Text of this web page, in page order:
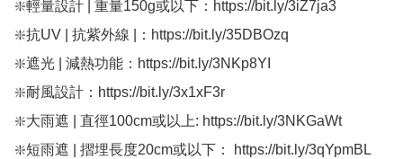
❇️輕量設計 | 重量150g或以下：https://bit.ly/3iZ7ja3
❇️抗UV | 抗紫外線 |：https://bit.ly/35DBOzq
❇️遮光 | 減熱功能：https://bit.ly/3NKp8YI
❇️耐風設計：https://bit.ly/3x1xF3r
❇️大雨遮 | 直徑100cm或以上: https://bit.ly/3NKGaWt
❇️短雨遮 | 摺埋長度20cm或以下： https://bit.ly/3qYpmBL